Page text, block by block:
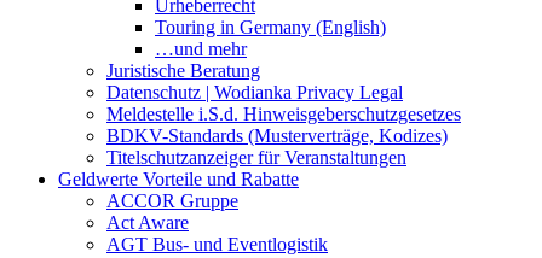
Urheberrecht
Touring in Germany (English)
…und mehr
Juristische Beratung
Datenschutz | Wodianka Privacy Legal
Meldestelle i.S.d. Hinweisgeberschutzgesetzes
BDKV-Standards (Musterverträge, Kodizes)
Titelschutzanzeiger für Veranstaltungen
Geldwerte Vorteile und Rabatte
ACCOR Gruppe
Act Aware
AGT Bus- und Eventlogistik